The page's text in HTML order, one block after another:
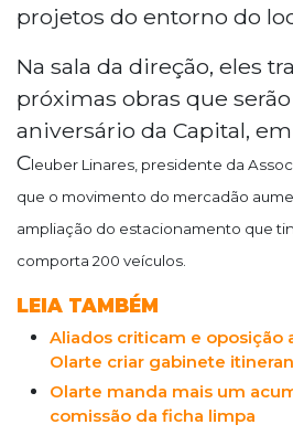
projetos do entorno do
Na sala da direção, eles
próximas obras que
aniversário da Capital,
Cleuber Linares , presidente da
que o movimento do mercadão
ampliação do estacionamento que
comporta 200 veículos.
LEIA TAMBÉM
Aliados criticam e oposição
Olarte criar gabinete
Olarte manda mais um
comissão da ficha limpa